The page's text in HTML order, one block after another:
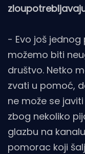
- Evo još
možemo biti
društvo. Netko
zvati u pomoć,
ne može se
zbog nekoliko
glazbu na
pomorac koji